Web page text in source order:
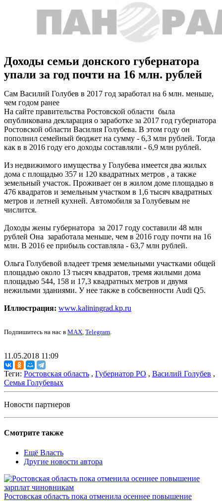
Доходы семьи донского губернатора
упали за год почти на 16 млн. рублей
Сам Василий Голубев в 2017 год заработал на 6 млн. меньше,
чем годом ранее
На сайте правительства Ростовской области была
опубликована декларация о заработке за 2017 год губернатора
Ростовской области Василия Голубева. В этом году он
пополнил семейный бюджет на сумму - 6,3 млн рублей. Тогда
как в в 2016 году его доходы составляли - 6,9 млн рублей.
Из недвижимого имущества у Голубева имеется два жилых
дома с площадью 357 и 120 квадратных метров , а также
земельный участок. Проживает он в жилом доме площадью в
476 квадратов и земельным участком в 1,6 тысяч квадратных
метров и летней кухней. Автомобиля за Голубевым не
числится.
Доходы жены губернатора за 2017 году составили 48 млн
рублей Она заработала меньше, чем в 2016 году почти на 16
млн. В 2016 ее прибыль составляла - 63,7 млн рублей.
Ольга Голубевой владеет тремя земельными участками общей
площадью около 13 тысяч квадратов, тремя жилыми дома
площадью 544, 158 и 17,3 квадратных метров и двумя
нежилыми зданиями. У нее также в собсвенности Audi Q5.
Иллюстрация: www.kaliningrad.kp.ru
Подпишитесь на нас в MAX, Telegram.
11.05.2018 11:09
Теги: Ростовская область , Губернатор РО , Василий Голубев ,
Семья Голубевых
Новости партнеров
Смотрите также
Ещё Власть
Другие новости автора
Ростовская область пока отменила осеннее повышение